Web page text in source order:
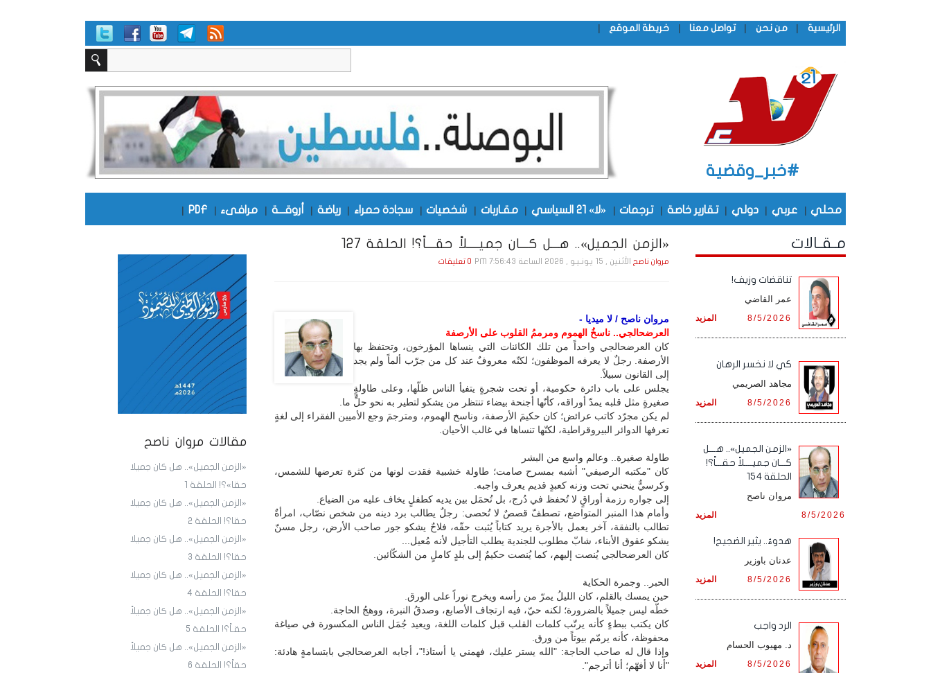
الرئيسية | من نحن | تواصل معنا | خريطة الموقع |
#خبر_وقضية
محلي | عربي | دولي | تقارير خاصة | ترجمات | «لا» 21 السياسي | مقـاربات | شخصيات | سجادة حمراء | رياضة | أروقـــة | مرافىء |
PDF
|
مقالات مروان ناصح
«الزمن الجميل».. هل كان جميلا
حقا»؟! الحلقة 1
«الزمن الجميل».. هل كان جميلا
حقا؟! الحلقة 2
«الزمن الجميل».. هل كان جميلا
حقا؟! الحلقة 3
«الزمن الجميل».. هل كان جميلا
حقا؟! الحلقة 4
«الزمن الجميل».. هل كان جميلاً
حقـاً؟! الحلقة 5
«الزمن الجميل».. هل كان جميلاً
حقاً؟! الحلقة 6
«الزمن الجميل».. هـــل كـــان جميــــلاً حقـــاً؟! الحلقة 127
مروان ناصحالأثنين , 15 يـونـيـو , 2026 الساعة 7:56:43 PM 0 تعليقات
مروان ناصح / لا ميديا -
العرضحالجي.. ناسخُ الهموم ومرممُ القلوب على الأرصفة
كان العرضحالجي واحداً من تلك الكائنات التي ينساها المؤرخون، وتحتفظ بها
الأرصفة. رجلٌ لا يعرفه الموظفون؛ لكنّه معروفٌ عند كل من جرّب ألماً ولم يجد
إلى القانون سبيلاً.
يجلس على باب دائرة حكومية، أو تحت شجرةٍ يتفيأ الناس ظلّها، وعلى طاولةٍ
صغيرةٍ مثل قلبه يمدّ أوراقه، كأنّها أجنحة بيضاء تنتظر من يشكو لتطير به نحو حلٍّ ما.
لم يكن مجرّد كاتب عرائض؛ كان حكيمَ الأرصفة، وناسخ الهموم، ومترجمَ وجع الأميين الفقراء إلى لغةٍ
تعرفها الدوائر البيروقراطية، لكنّها تنساها في غالب الأحيان.
طاولة صغيرة.. وعالم واسع من البشر
كان "مكتبه الرصيفي" أشبه بمسرح صامت؛ طاولة خشبية فقدت لونها من كثرة تعرضها للشمس،
وكرسيٌّ ينحني تحت وزنه كعبدٍ قديم يعرف واجبه.
إلى جواره رزمة أوراقٍ لا تُحفظ في دُرج، بل تُحمَل بين يديه كطفلٍ يخاف عليه من الضياع.
وأمام هذا المنبر المتواضع، تصطفّ قصصٌ لا تُحصى: رجلٌ يطالب برد دينه من شخص نصّاب، امرأةٌ
تطالب بالنفقة، آخر يعمل بالأجرة يريد كتاباً يُثبت حقّه، فلاحٌ يشكو جور صاحب الأرض، رجل مسنّ
يشكو عقوق الأبناء، شابّ مطلوب للجندية يطلب التأجيل لأنه مُعيل...
كان العرضحالجي يُنصت إليهم، كما يُنصت حكيمٌ إلى بلدٍ كاملٍ من الشكّائين.
الحبر.. وجمرة الحكاية
حين يمسك بالقلم، كان الليلُ يمرّ من رأسه ويخرج نوراً على الورق.
خطّه ليس جميلاً بالضرورة؛ لكنه حيّ، فيه ارتجاف الأصابع، وصدقُ النبرة، ووهجُ الحاجة.
كان يكتب ببطءٍ كأنه يرتّب كلمات القلب قبل كلمات اللغة، ويعيد جُمَل الناس المكسورة في صياغة
محفوظة، كأنه يرمّم بيوتاً من ورق.
وإذا قال له صاحب الحاجة: "الله يستر عليك، فهمني يا أستاذ!"، أجابه العرضحالجي بابتسامةٍ هادئة:
"أنا لا أفهّم؛ أنا أترجم".
مـقـالات
تناقضات وزيف!
عمر القاضي
المزيد 8/5/2026
كي لا نخسر الرهان
مجاهد الصريمي
المزيد 8/5/2026
«الزمن الجميل».. هـــل
كـــان جميــــلاً حقـــاً؟!
الحلقة 154
مروان ناصح
المزيد 8/5/2026
هدوءٌ.. يثير الضجيج!
عدنان باوزير
المزيد 8/5/2026
الرد واجب
د. مهيوب الحسام
المزيد 8/5/2026